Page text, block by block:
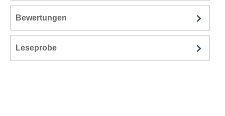
Bewertungen
Leseprobe